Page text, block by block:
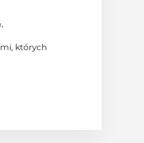
których